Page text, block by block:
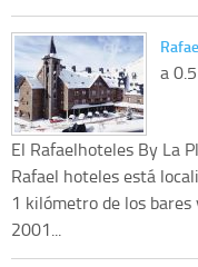
a
El Rafaelhoteles By La
Rafael hoteles está
1 kilómetro de los
2001...